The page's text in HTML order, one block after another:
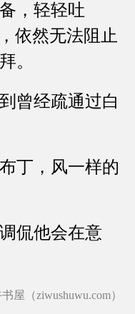
，轻轻吐
依然无法阻止
。
经疏通过白
，风一样的
侃他会在意
屋（ziwushuwu.com）